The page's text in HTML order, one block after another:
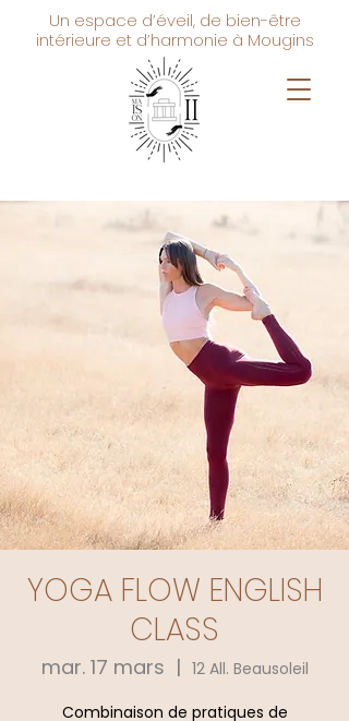
Un espace d’éveil, de bien-être
intérieure et d’harmonie à Mougins
YOGA FLOW ENGLISH
CLASS
mar. 17 mars
  |
12 All. Beausoleil
Combinaison de pratiques de